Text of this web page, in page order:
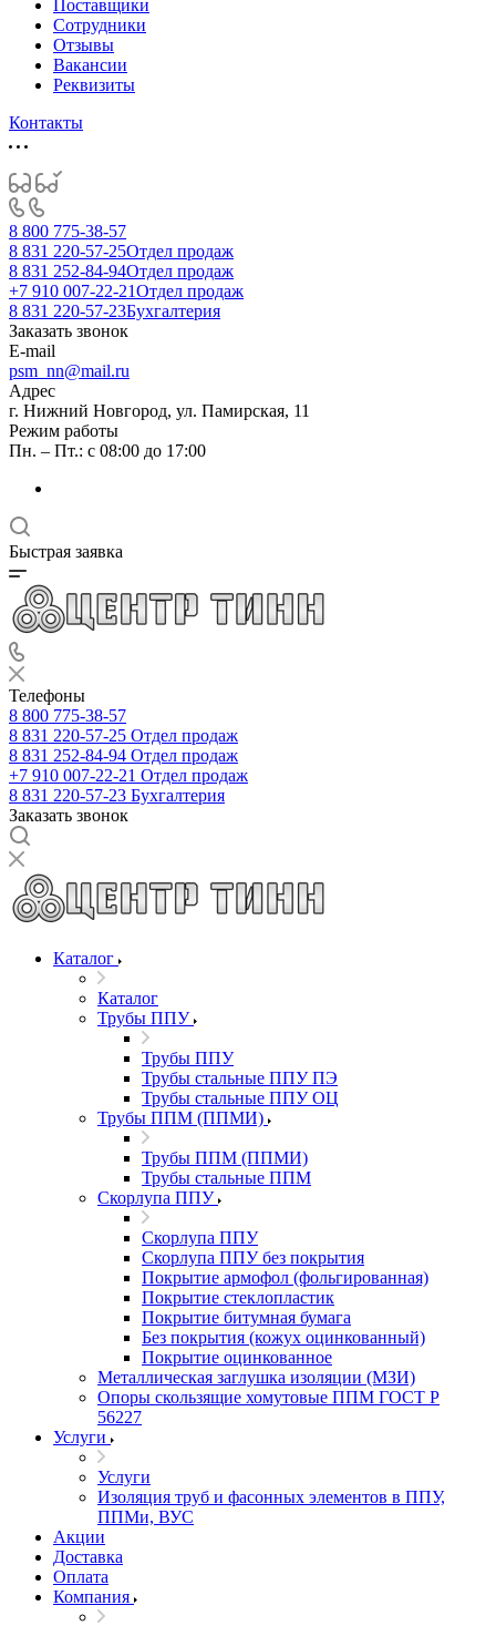
Поставщики
Сотрудники
Отзывы
Вакансии
Реквизиты
Контакты
8 800 775-38-57
8 831 220-57-25Отдел продаж
8 831 252-84-94Отдел продаж
+7 910 007-22-21Отдел продаж
8 831 220-57-23Бухгалтерия
Заказать звонок
E-mail
psm_nn@mail.ru
Адрес
г. Нижний Новгород, ул. Памирская, 11
Режим работы
Пн. – Пт.: с 08:00 до 17:00
Быстрая заявка
Телефоны
8 800 775-38-57
8 831 220-57-25 Отдел продаж
8 831 252-84-94 Отдел продаж
+7 910 007-22-21 Отдел продаж
8 831 220-57-23 Бухгалтерия
Заказать звонок
Каталог
Каталог
Трубы ППУ
Трубы ППУ
Трубы стальные ППУ ПЭ
Трубы стальные ППУ ОЦ
Трубы ППМ (ППМИ)
Трубы ППМ (ППМИ)
Трубы стальные ППМ
Скорлупа ППУ
Скорлупа ППУ
Скорлупа ППУ без покрытия
Покрытие армофол (фольгированная)
Покрытие стеклопластик
Покрытие битумная бумага
Без покрытия (кожух оцинкованный)
Покрытие оцинкованное
Металлическая заглушка изоляции (МЗИ)
Опоры скользящие хомутовые ППМ ГОСТ Р
56227
Услуги
Услуги
Изоляция труб и фасонных элементов в ППУ,
ППМи, ВУС
Акции
Доставка
Оплата
Компания